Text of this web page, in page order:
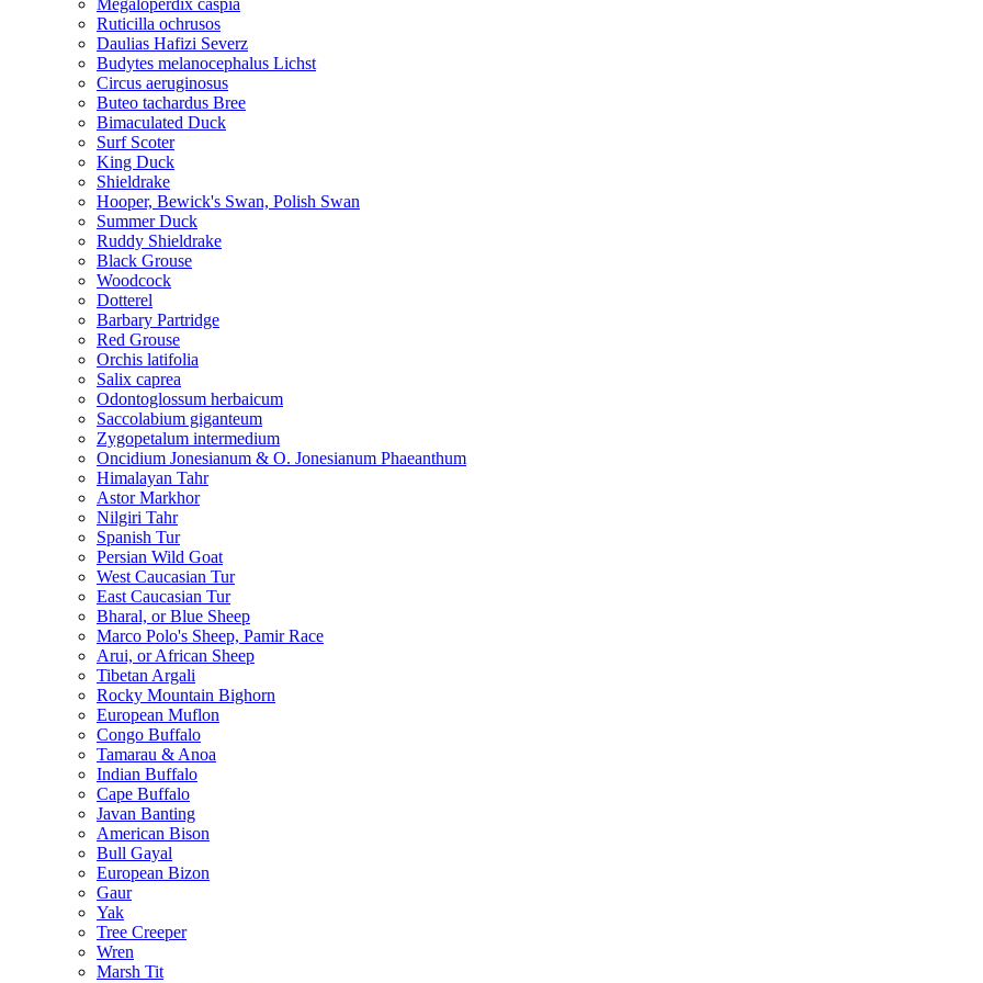
Megaloperdix caspia
Ruticilla ochrusos
Daulias Hafizi Severz
Budytes melanocephalus Lichst
Circus aeruginosus
Buteo tachardus Bree
Bimaculated Duck
Surf Scoter
King Duck
Shieldrake
Hooper, Bewick's Swan, Polish Swan
Summer Duck
Ruddy Shieldrake
Black Grouse
Woodcock
Dotterel
Barbary Partridge
Red Grouse
Orchis latifolia
Salix caprea
Odontoglossum herbaicum
Saccolabium giganteum
Zygopetalum intermedium
Oncidium Jonesianum & O. Jonesianum Phaeanthum
Himalayan Tahr
Astor Markhor
Nilgiri Tahr
Spanish Tur
Persian Wild Goat
West Caucasian Tur
East Caucasian Tur
Bharal, or Blue Sheep
Marco Polo's Sheep, Pamir Race
Arui, or African Sheep
Tibetan Argali
Rocky Mountain Bighorn
European Muflon
Congo Buffalo
Tamarau & Anoa
Indian Buffalo
Cape Buffalo
Javan Banting
American Bison
Bull Gayal
European Bizon
Gaur
Yak
Tree Creeper
Wren
Marsh Tit